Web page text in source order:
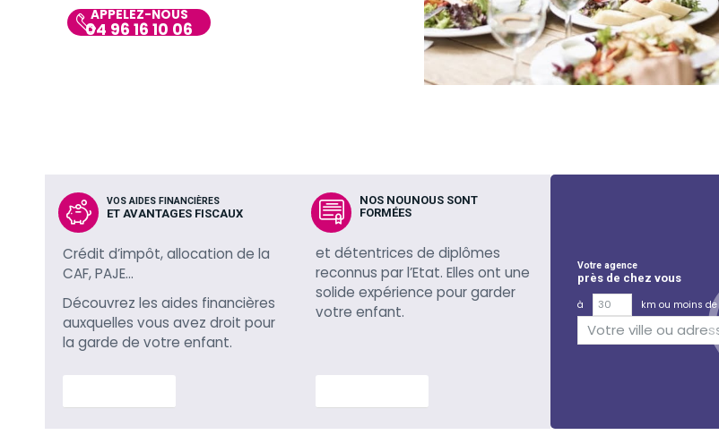
APPELEZ-NOUS
04 96 16 10 06
VOS AIDES FINANCIÈRES
ET AVANTAGES FISCAUX
Crédit d’impôt, allocation de la
CAF, PAJE…
Découvrez les aides financières
auxquelles vous avez droit pour
la garde de votre enfant.
NOS NOUNOUS SONT
FORMÉES
et détentrices de diplômes
reconnus par l’Etat. Elles ont une
solide expérience pour garder
votre enfant.
Votre agence
près de chez vous
à
km ou moins de